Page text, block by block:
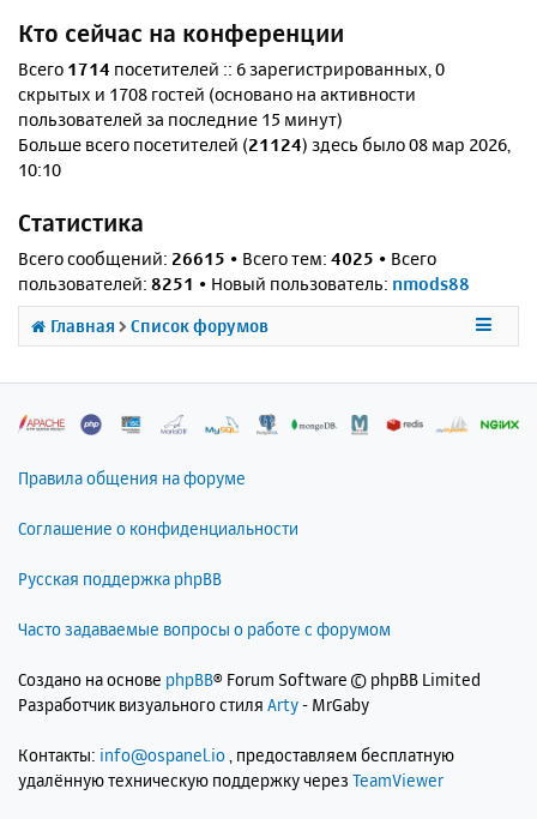
Кто сейчас на конференции
Всего 1714 посетителей :: 6 зарегистрированных, 0
скрытых и 1708 гостей (основано на активности
пользователей за последние 15 минут)
Больше всего посетителей (21124) здесь было 08 мар 2026,
10:10
Статистика
Всего сообщений: 26615 • Всего тем: 4025 • Всего
пользователей: 8251 • Новый пользователь: nmods88
Главная Список форумов
Правила общения на форуме
Соглашение о конфиденциальности
Русская поддержка phpBB
Часто задаваемые вопросы о работе с форумом
Создано на основе phpBB® Forum Software © phpBB Limited
Разработчик визуального стиля Arty- MrGaby
Контакты: info@ospanel.io , предоставляем бесплатную
удалённую техническую поддержку через TeamViewer